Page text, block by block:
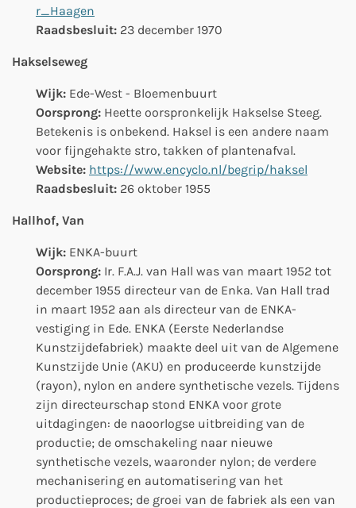
r_Haagen
Raadsbesluit: 23 december 1970
Hakselseweg
Wijk: Ede-West - Bloemenbuurt
Oorsprong: Heette oorspronkelijk Hakselse Steeg.
Betekenis is onbekend. Haksel is een andere naam
voor fijngehakte stro, takken of plantenafval.
Website: https://www.encyclo.nl/begrip/haksel
Raadsbesluit: 26 oktober 1955
Hallhof, Van
Wijk: ENKA-buurt
Oorsprong: Ir. F.A.J. van Hall was van maart 1952 tot
december 1955 directeur van de Enka. Van Hall trad
in maart 1952 aan als directeur van de ENKA-
vestiging in Ede. ENKA (Eerste Nederlandse
Kunstzijdefabriek) maakte deel uit van de Algemene
Kunstzijde Unie (AKU) en produceerde kunstzijde
(rayon), nylon en andere synthetische vezels. Tijdens
zijn directeurschap stond ENKA voor grote
uitdagingen: de naoorlogse uitbreiding van de
productie; de omschakeling naar nieuwe
synthetische vezels, waaronder nylon; de verdere
mechanisering en automatisering van het
productieproces; de groei van de fabriek als een van